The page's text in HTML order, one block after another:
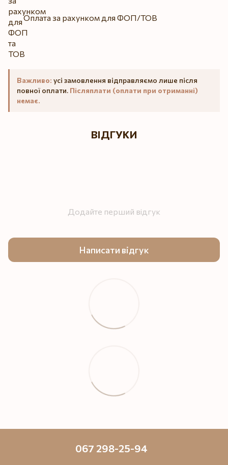
Оплата за рахунком для ФОП/ТОВ
Важливо: усі замовлення відправляємо лише після
повної оплати. Післяплати (оплати при отриманні)
немає.
ВІДГУКИ
Додайте перший відгук
Написати відгук
067 298-25-94